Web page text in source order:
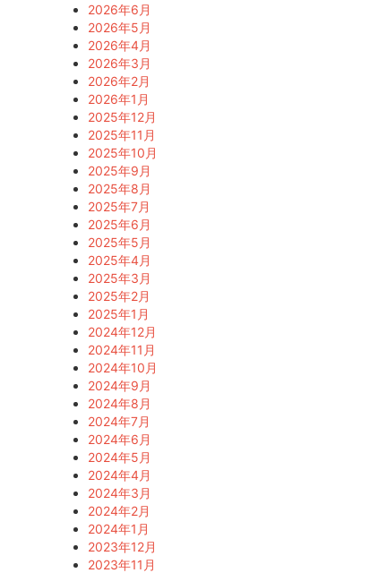
2026年6月
2026年5月
2026年4月
2026年3月
2026年2月
2026年1月
2025年12月
2025年11月
2025年10月
2025年9月
2025年8月
2025年7月
2025年6月
2025年5月
2025年4月
2025年3月
2025年2月
2025年1月
2024年12月
2024年11月
2024年10月
2024年9月
2024年8月
2024年7月
2024年6月
2024年5月
2024年4月
2024年3月
2024年2月
2024年1月
2023年12月
2023年11月